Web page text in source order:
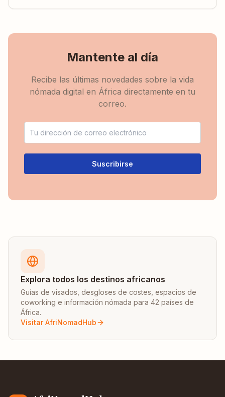
Mantente al día
Recibe las últimas novedades sobre la vida
nómada digital en África directamente en tu
correo.
Suscribirse
Explora todos los destinos africanos
Guías de visados, desgloses de costes, espacios de
coworking e información nómada para 42 países de
África.
Visitar AfriNomadHub